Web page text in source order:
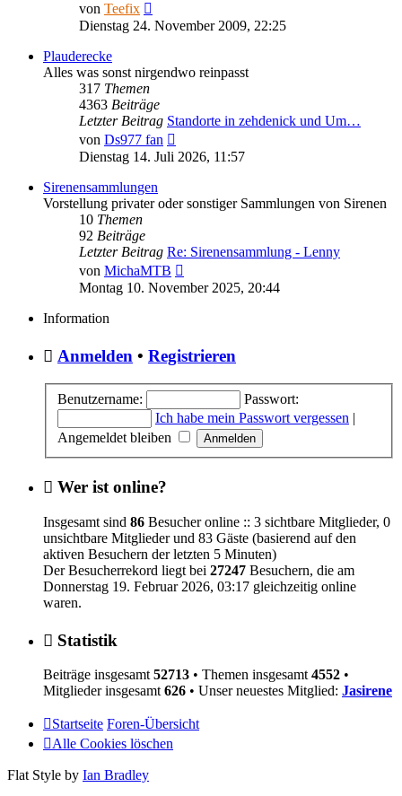
von Teefix
Beitrag
Dienstag 24. November 2009, 22:25
Plauderecke
Alles was sonst nirgendwo reinpasst
317 Themen
4363 Beiträge
Letzter Beitrag Standorte in zehdenick und Um…
von Ds977 fan
Beitrag
Dienstag 14. Juli 2026, 11:57
Sirenensammlungen
Vorstellung privater oder sonstiger Sammlungen von Sirenen
10 Themen
92 Beiträge
Letzter Beitrag Re: Sirenensammlung - Lenny
von MichaMTB
Beitrag
Montag 10. November 2025, 20:44
Information
Anmelden • Registrieren
Benutzername:
Passwort:
Ich habe mein Passwort vergessen |
Angemeldet bleiben
Wer ist online?
Insgesamt sind 86 Besucher online :: 3 sichtbare Mitglieder, 0
unsichtbare Mitglieder und 83 Gäste (basierend auf den
aktiven Besuchern der letzten 5 Minuten)
Der Besucherrekord liegt bei 27247 Besuchern, die am
Donnerstag 19. Februar 2026, 03:17 gleichzeitig online
waren.
Statistik
Beiträge insgesamt 52713 • Themen insgesamt 4552 •
Mitglieder insgesamt 626 • Unser neuestes Mitglied: Jasirene
Startseite Foren-Übersicht
Alle Cookies löschen
Flat Style by Ian Bradley